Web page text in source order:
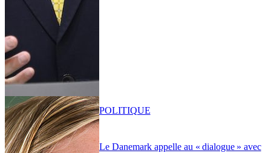
Le Danemark appelle au « dialogue » avec
POLITIQUE